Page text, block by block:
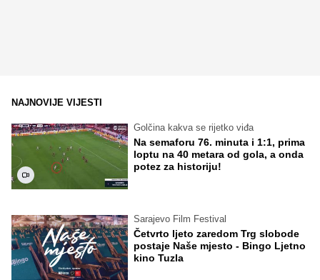
NAJNOVIJE VIJESTI
Golčina kakva se rijetko viđa
Na semaforu 76. minuta i 1:1, prima
loptu na 40 metara od gola, a onda
potez za historiju!
Sarajevo Film Festival
Četvrto ljeto zaredom Trg slobode
postaje Naše mjesto - Bingo Ljetno
kino Tuzla